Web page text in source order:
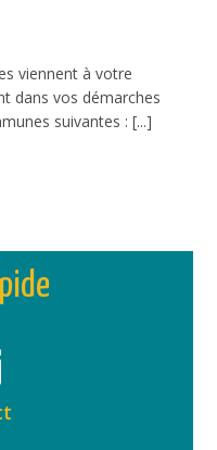
viennent à votre
dans vos démarches
suivantes : [...]